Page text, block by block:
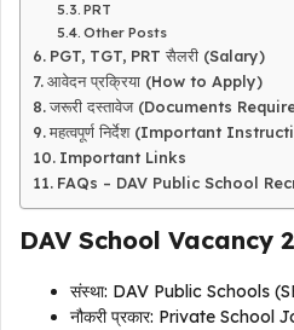
PRT
Other Posts
PGT, TGT, PRT सैलरी (Salary)
आवेदन प्रक्रिया (How to Apply)
जरूरी दस्तावेज (Documents
महत्वपूर्ण निर्देश (Important
Important Links
FAQs – DAV Public School
DAV School Vacancy
संस्था: DAV Public Schools
नौकरी प्रकार: Private School